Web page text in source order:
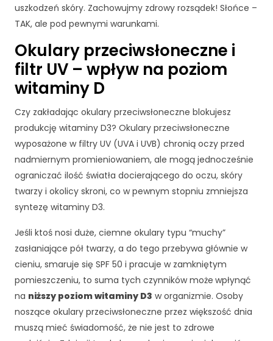
uszkodzeń skóry. Zachowujmy zdrowy rozsądek! Słońce –
TAK, ale pod pewnymi warunkami.
Okulary przeciwsłoneczne i
filtr UV – wpływ na poziom
witaminy D
Czy zakładając okulary przeciwsłoneczne blokujesz
produkcję witaminy D3? Okulary przeciwsłoneczne
wyposażone w filtry UV (UVA i UVB) chronią oczy przed
nadmiernym promieniowaniem, ale mogą jednocześnie
ograniczać ilość światła docierającego do oczu, skóry
twarzy i okolicy skroni, co w pewnym stopniu zmniejsza
syntezę witaminy D3.
Jeśli ktoś nosi duże, ciemne okulary typu “muchy”
zasłaniające pół twarzy, a do tego przebywa głównie w
cieniu, smaruje się SPF 50 i pracuje w zamkniętym
pomieszczeniu, to suma tych czynników może wpłynąć
na niższy poziom witaminy D3 w organizmie. Osoby
noszące okulary przeciwsłoneczne przez większość dnia
muszą mieć świadomość, że nie jest to zdrowe
K
n
i
e